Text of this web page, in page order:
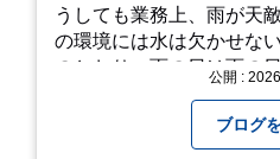
うしても業務上、雨が天
の環境には水は欠かせな
のとおり、雨の日は雨の
になってしまいましたが
続く ヒメダカがいますが
公開 :
ブログ